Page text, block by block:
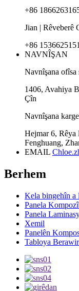
+86
Jian | Rêveberê
+86
NAVNÎŞAN
Navnîşana ofîsa
1406, Avahiya
Çîn
Navnîşana
Hejmar 6, Rêya
Fenghuang,
EMAIL
Berhem
Kela bingehîn a
Panela
Panela
Xemil
Panelên
Tabloya